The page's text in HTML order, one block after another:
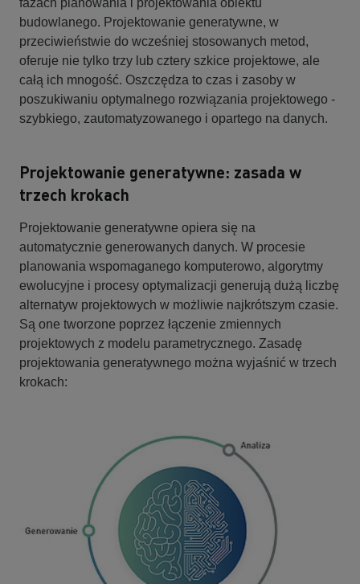
budowlanego. Projektowanie generatywne, w
przeciwieństwie do wcześniej stosowanych metod,
oferuje nie tylko trzy lub cztery szkice projektowe, ale
całą ich mnogość. Oszczędza to czas i zasoby w
poszukiwaniu optymalnego rozwiązania projektowego -
szybkiego, zautomatyzowanego i opartego na danych.
Projektowanie generatywne: zasada w
trzech krokach
Projektowanie generatywne opiera się na
automatycznie generowanych danych. W procesie
planowania wspomaganego komputerowo, algorytmy
ewolucyjne i procesy optymalizacji generują dużą liczbę
alternatyw projektowych w możliwie najkrótszym czasie.
Są one tworzone poprzez łączenie zmiennych
projektowych z modelu parametrycznego. Zasadę
projektowania generatywnego można wyjaśnić w trzech
krokach: